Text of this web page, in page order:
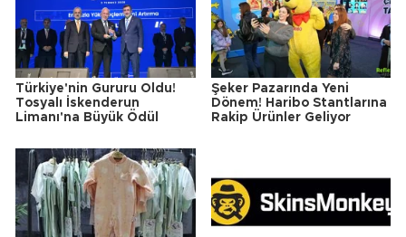
Türkiye'nin Gururu Oldu!
Tosyalı İskenderun
Limanı'na Büyük Ödül
Şeker Pazarında Yeni
Dönem! Haribo Stantlarına
Rakip Ürünler Geliyor